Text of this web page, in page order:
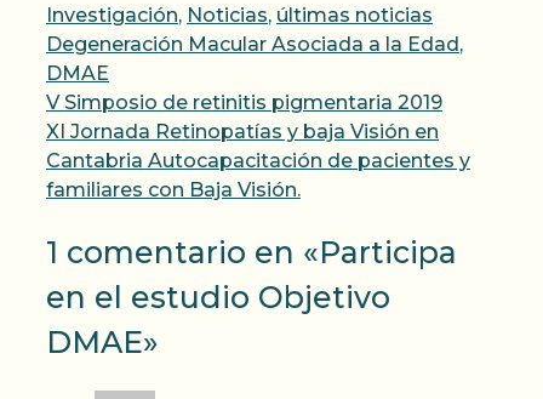
Categorías
Investigación, Noticias, últimas noticias
Degeneración Macular Asociada a la Edad,
DMAE
V Simposio de retinitis pigmentaria 2019
XI Jornada Retinopatías y baja Visión en
Cantabria Autocapacitación de pacientes y
familiares con Baja Visión.
1 comentario en «Participa
en el estudio Objetivo
DMAE»